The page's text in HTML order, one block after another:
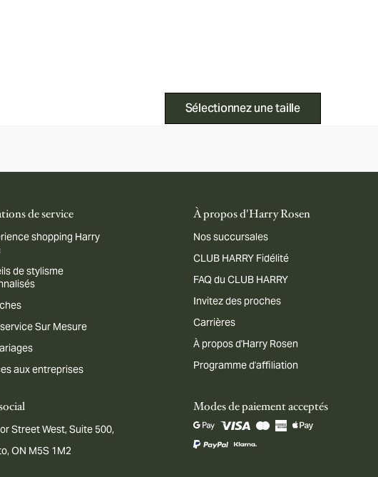
Sélectionnez une taille
de service
shopping Harry
de stylisme
Sur Mesure
aux entreprises
À propos d'Harry Rosen
Nos succursales
CLUB HARRY Fidélité
FAQ du CLUB HARRY
Invitez des proches
Carrières
À propos d'Harry Rosen
Programme d'affiliation
Street West, Suite 500,
ON M5S 1M2
Modes de paiement acceptés